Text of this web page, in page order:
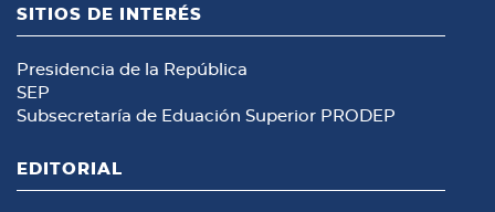
SITIOS DE INTERÉS
Presidencia de la República
SEP
Subsecretaría de Eduación Superior PRODEP
EDITORIAL